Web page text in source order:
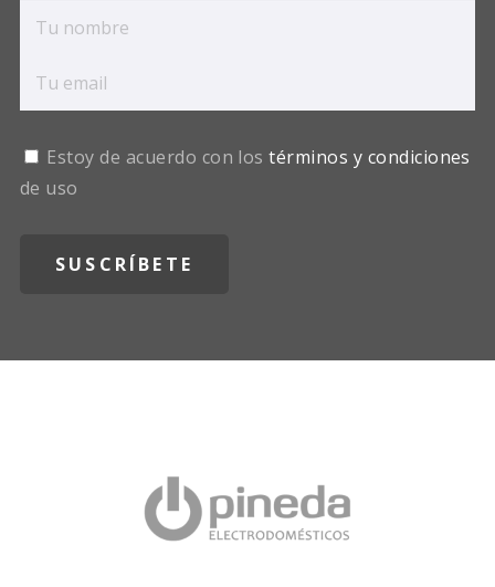
Estoy de acuerdo con lostérminos y condiciones
de uso